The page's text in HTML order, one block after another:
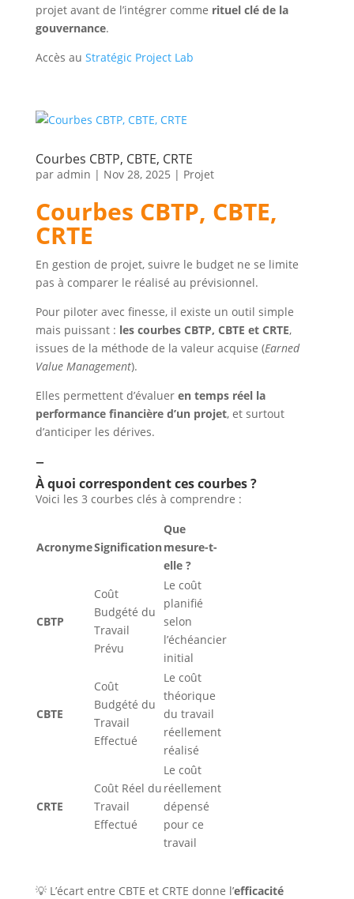
projet avant de l’intégrer comme rituel clé de la
gouvernance.
Accès au Stratégic Project Lab
Courbes CBTP, CBTE, CRTE
par admin | Nov 28, 2025 | Projet
Courbes CBTP, CBTE,
CRTE
En gestion de projet, suivre le budget ne se limite
pas à comparer le réalisé au prévisionnel.
Pour piloter avec finesse, il existe un outil simple
mais puissant : les courbes CBTP, CBTE et CRTE,
issues de la méthode de la valeur acquise (Earned
Value Management).
Elles permettent d’évaluer en temps réel la
performance financière d’un projet, et surtout
d’anticiper les dérives.
–
À quoi correspondent ces courbes ?
Voici les 3 courbes clés à comprendre :
AcronymeSignification
Que
mesure-t-
elle ?
CBTP
Coût
Budgété du
Travail
Prévu
Le coût
planifié
selon
l’échéancier
initial
CBTE
Coût
Budgété du
Travail
Effectué
Le coût
théorique
du travail
réellement
réalisé
CRTE
Coût Réel du
Travail
Effectué
Le coût
réellement
dépensé
pour ce
travail
💡 L’écart entre CBTE et CRTE donne l’efficacité